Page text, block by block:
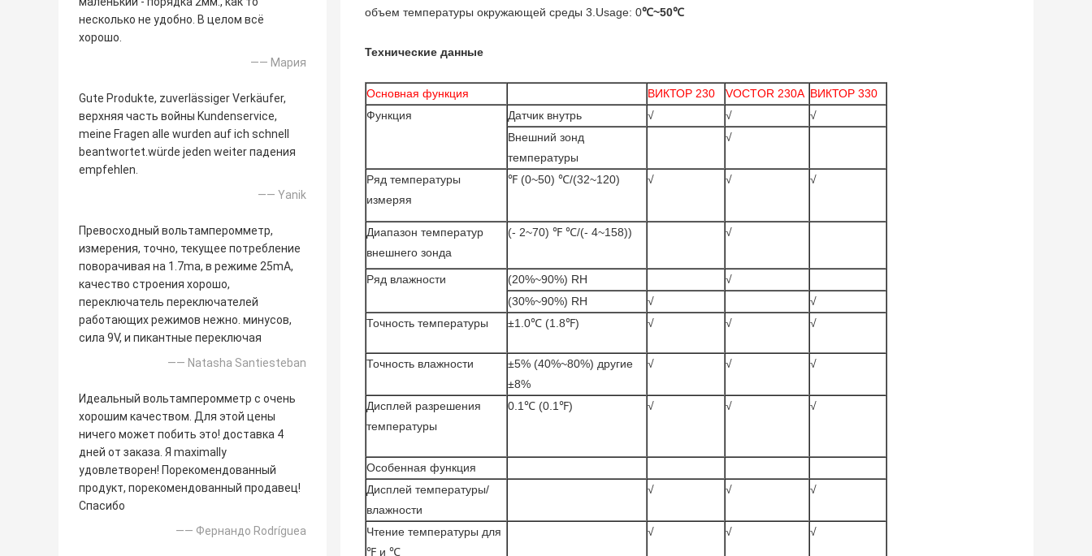
несколько не удобно. В целом всё
хорошо.
—— Мария
Gute Produkte, zuverlässiger Verkäufer,
верхняя часть войны Kundenservice,
meine Fragen alle wurden auf ich schnell
beantwortet.würde jeden weiter падения
empfehlen.
—— Yanik
Превосходный вольтамперомметр,
измерения, точно, текущее потребление
поворачивая на 1.7ma, в режиме 25mA,
качество строения хорошо,
переключатель переключателей
работающих режимов нежно. минусов,
сила 9V, и пикантные переключая
—— Natasha Santiesteban
Идеальный вольтамперомметр с очень
хорошим качеством. Для этой цены
ничего может побить это! доставка 4
дней от заказа. Я maximally
удовлетворен! Порекомендованный
продукт, порекомендованный продавец!
Спасибо
—— Фернандо Rodríguea
объем температуры окружающей среды 3.Usage: 0℃~50℃
Технические данные
Основная функция ВИКТОР 230 VOCTOR 230A ВИКТОР 330
Функция
Датчик внутрь √ √
√
Внешний зонд
температуры
√
Ряд температуры
измеряя
℉ (0~50) ℃/(32~120) √ √ √
Диапазон температур
внешнего зонда
(- 2~70) ℉ ℃/(- 4~158)) √
Ряд влажности (20%~90%) RH
√
(30%~90%) RH
√
√
Точность температуры
±1.0℃ (1.8℉) √ √ √
Точность влажности
±5% (40%~80%) другие
±8%
√ √ √
Дисплей разрешения
температуры
0.1℃ (0.1℉) √ √ √
Особенная функция
Дисплей температуры/
влажности
√ √ √
Чтение температуры для
℉ и ℃
√ √ √